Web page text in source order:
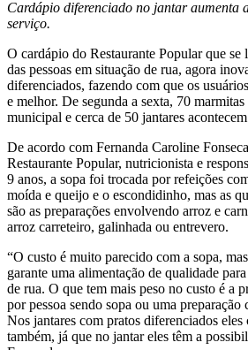
Cardápio diferenciado no jantar aumenta
serviço.
O cardápio do Restaurante Popular que se
das pessoas em situação de rua, agora
diferenciados, fazendo com que os
e melhor. De segunda a sexta, 70
municipal e cerca de 50 jantares
De acordo com Fernanda Caroline
Restaurante Popular, nutricionista e
9 anos, a sopa foi trocada por refeições
moída e queijo e o escondidinho, mas as
são as preparações envolvendo arroz e
arroz carreteiro, galinhada ou entrevero.
“O custo é muito parecido com a sopa,
garante uma alimentação de qualidade
de rua. O que tem mais peso no custo é a
por pessoa sendo sopa ou uma preparação
Nos jantares com pratos diferenciados eles
também, já que no jantar eles têm a